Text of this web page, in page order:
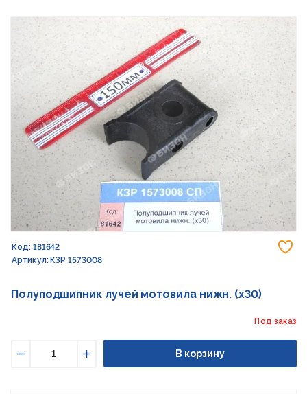
Код: 181642
Артикул: КЗР 1573008
Полуподшипник лучей мотовила нижн. (х30)
Под заказ
Увеличить
В корзину